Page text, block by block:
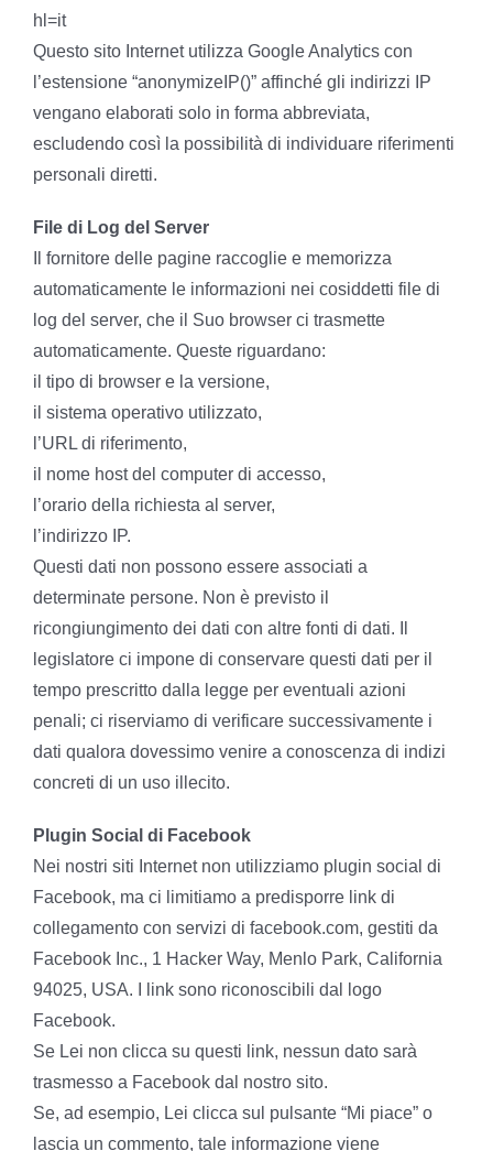
hl=it
Questo sito Internet utilizza Google Analytics con
l’estensione “anonymizeIP()” affinché gli indirizzi IP
vengano elaborati solo in forma abbreviata,
escludendo così la possibilità di individuare riferimenti
personali diretti.
File di Log del Server
Il fornitore delle pagine raccoglie e memorizza
automaticamente le informazioni nei cosiddetti file di
log del server, che il Suo browser ci trasmette
automaticamente. Queste riguardano:
il tipo di browser e la versione,
il sistema operativo utilizzato,
l’URL di riferimento,
il nome host del computer di accesso,
l’orario della richiesta al server,
l’indirizzo IP.
Questi dati non possono essere associati a
determinate persone. Non è previsto il
ricongiungimento dei dati con altre fonti di dati. Il
legislatore ci impone di conservare questi dati per il
tempo prescritto dalla legge per eventuali azioni
penali; ci riserviamo di verificare successivamente i
dati qualora dovessimo venire a conoscenza di indizi
concreti di un uso illecito.
Plugin Social di Facebook
Nei nostri siti Internet non utilizziamo plugin social di
Facebook, ma ci limitiamo a predisporre link di
collegamento con servizi di facebook.com, gestiti da
Facebook Inc., 1 Hacker Way, Menlo Park, California
94025, USA. I link sono riconoscibili dal logo
Facebook.
Se Lei non clicca su questi link, nessun dato sarà
trasmesso a Facebook dal nostro sito.
Se, ad esempio, Lei clicca sul pulsante “Mi piace” o
lascia un commento, tale informazione viene